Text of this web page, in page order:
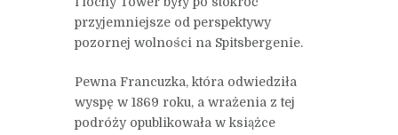
przyjemniejsze od perspektywy
pozornej wolności na Spitsbergenie.
Pewna Francuzka, która odwiedziła
wyspę w 1869 roku, a wrażenia z tej
podróży opublikowała w książce